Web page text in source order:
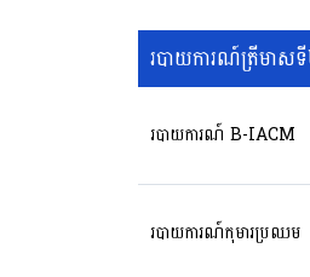
របាយការណ៍ត្រីមាស
របាយការណ៍ B-IACM
របាយការណ៍កុមារប្រឈម